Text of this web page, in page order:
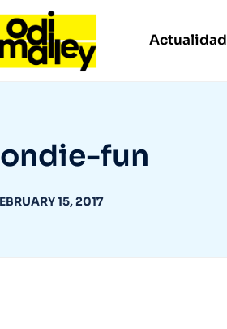
Actualidad
fun
15, 2017